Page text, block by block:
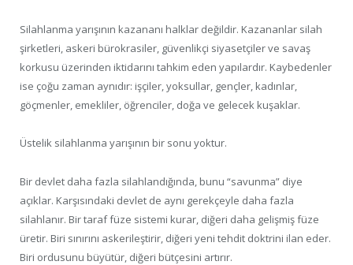
Silahlanma yarışının kazananı halklar değildir. Kazananlar silah
şirketleri, askeri bürokrasiler, güvenlikçi siyasetçiler ve savaş
korkusu üzerinden iktidarını tahkim eden yapılardır. Kaybedenler
ise çoğu zaman aynıdır: işçiler, yoksullar, gençler, kadınlar,
göçmenler, emekliler, öğrenciler, doğa ve gelecek kuşaklar.
Üstelik silahlanma yarışının bir sonu yoktur.
Bir devlet daha fazla silahlandığında, bunu “savunma” diye
açıklar. Karşısındaki devlet de aynı gerekçeyle daha fazla
silahlanır. Bir taraf füze sistemi kurar, diğeri daha gelişmiş füze
üretir. Biri sınırını askerileştirir, diğeri yeni tehdit doktrini ilan eder.
Biri ordusunu büyütür, diğeri bütçesini artırır.